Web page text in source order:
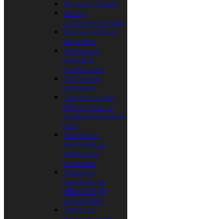
Recepty z fialiek
Ružový
antidepresívny čaj
Šípkový pleťový
olej a likér
Tinktúra na
bolestivú
menštruáciu
Tinktúra na
bradavice
Tinktúra z bielej
ľalie na opary a
zapálené hnisajúce
rany
Tinktúra zo
skorocelu na
zastavenie
krvácania
Tinktúra z
pagaštanu na
kŕčové žily, či
drobné žilky
Tinktúra z